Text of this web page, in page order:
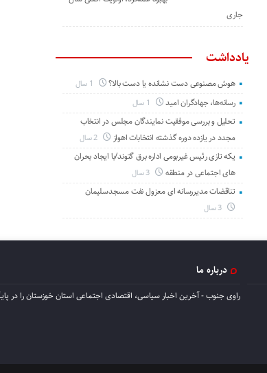
جاری
یادداشت
هوش مصنوعی دست نشانده یا دست بالا؟
رسانه‌ها، جهادگران امید
تحلیل و بررسی موفقیت نمایندگان مجلس در انتخاب
مجدد در یازده دوره گذشته انتخابات اهواز
یکه تازی رئیس غیربومی اداره برق گتوند/با ایجاد بحران
های اجتماعی در منطقه
تناقضات مدیررسانه ای معزول نفت مسجدسلیمان
درباره ما
راوی جنوب - آخرین اخبار سیاسی، اقتصادی اجتماعی استان خوزستان را در